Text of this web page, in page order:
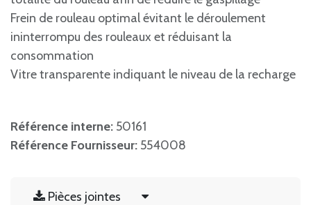
Frein de rouleau optimal évitant le déroulement
ininterrompu des rouleaux et réduisant la
consommation
Vitre transparente indiquant le niveau de la recharge
Référence interne: 50161
Référence Fournisseur: 554008
Pièces jointes